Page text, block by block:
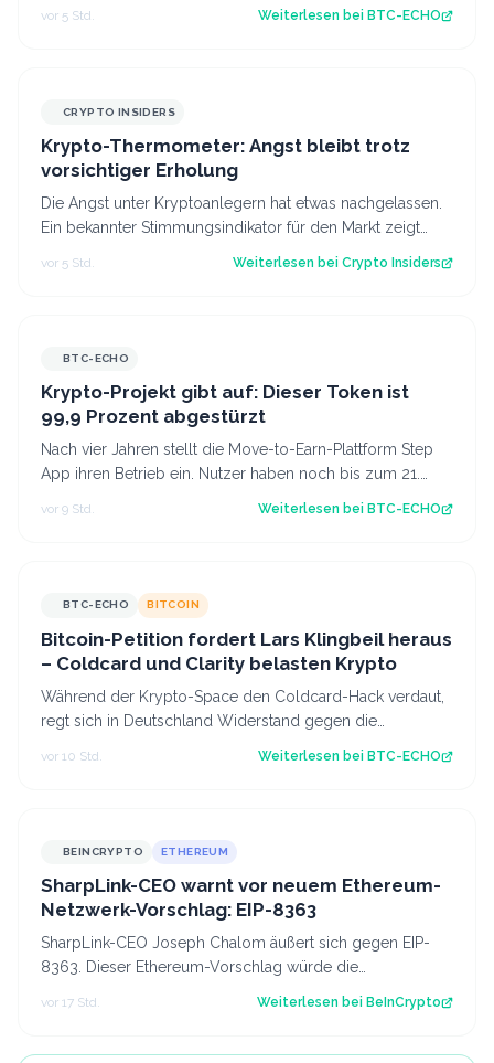
Chalom warnt vor Folgen für DeFi und inst…
vor 5 Std. Weiterlesen bei BTC-ECHO
CRYPTO INSIDERS
Krypto-Thermometer: Angst bleibt trotz
vorsichtiger Erholung
Die Angst unter Kryptoanlegern hat etwas nachgelassen.
Ein bekannter Stimmungsindikator für den Markt zeigt
vor 5 Std. Weiterlesen bei Crypto Insiders
BTC-ECHO
Krypto-Projekt gibt auf: Dieser Token ist
99,9 Prozent abgestürzt
Nach vier Jahren stellt die Move-to-Earn-Plattform Step
App ihren Betrieb ein. Nutzer haben noch bis zum 21.
vor 9 Std. Weiterlesen bei BTC-ECHO
BTC-ECHO BITCOIN
Bitcoin-Petition fordert Lars Klingbeil heraus
– Coldcard und Clarity belasten Krypto
Während der Krypto-Space den Coldcard-Hack verdaut,
regt sich in Deutschland Widerstand gegen die
vor 10 Std. Weiterlesen bei BTC-ECHO
BEINCRYPTO ETHEREUM
SharpLink-CEO warnt vor neuem Ethereum-
Netzwerk-Vorschlag: EIP-8363
SharpLink-CEO Joseph Chalom äußert sich gegen EIP-
8363. Dieser Ethereum-Vorschlag würde die
vor 17 Std. Weiterlesen bei BeInCrypto